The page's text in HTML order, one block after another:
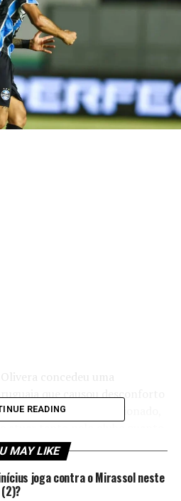
concedeu uma
que causou desconforto
afirmou estar lesionado,
disso, declarou que Mano
sem lhe dar explicações,
quando deixou a equipe.
READING
MAY LIKE
joga contra o Mirassol neste